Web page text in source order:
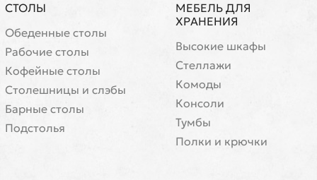
СТОЛЫ
Обеденные столы
Рабочие столы
Кофейные столы
Cтолешницы и слэбы
Барные столы
Подстолья
МЕБЕЛЬ ДЛЯ
ХРАНЕНИЯ
Высокие шкафы
Стеллажи
Комоды
Консоли
Тумбы
Полки и крючки